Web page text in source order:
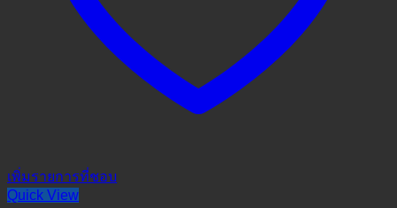
เพิ่มรายการที่ชอบ
Quick View